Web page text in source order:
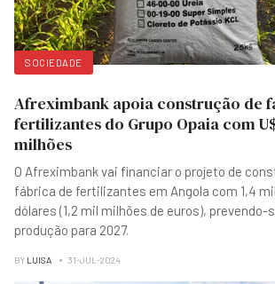
SOCIEDADE
Afreximbank apoia construção de fábrica de
fertilizantes do Grupo Opaia com
milhões
O Afreximbank vai financiar o projeto de
fábrica de fertilizantes em Angola com 1,4
dólares (1,2 mil milhões de euros), prevendo-
produção para 2027.
BY LUISA 31-JUL-2024